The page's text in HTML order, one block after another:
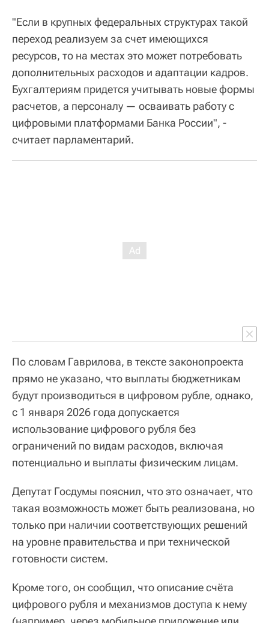
"Если в крупных федеральных структурах такой
переход реализуем за счет имеющихся
ресурсов, то на местах это может потребовать
дополнительных расходов и адаптации кадров.
Бухгалтериям придется учитывать новые формы
расчетов, а персоналу — осваивать работу с
цифровыми платформами Банка России", -
считает парламентарий.
По словам Гаврилова, в тексте законопроекта
прямо не указано, что выплаты бюджетникам
будут производиться в цифровом рубле, однако,
с 1 января 2026 года допускается
использование цифрового рубля без
ограничений по видам расходов, включая
потенциально и выплаты физическим лицам.
Депутат Госдумы пояснил, что это означает, что
такая возможность может быть реализована, но
только при наличии соответствующих решений
на уровне правительства и при технической
готовности систем.
Кроме того, он сообщил, что описание счёта
цифрового рубля и механизмов доступа к нему